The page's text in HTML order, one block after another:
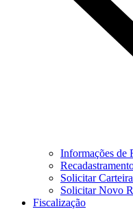
Informações de
Solicitar Carteira
Solicitar Novo
Fiscalização